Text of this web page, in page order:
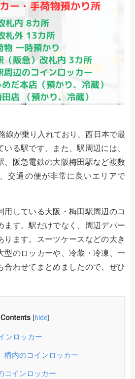
線が乗り入れており、西日本で最
る駅です。また、駅周辺には、
、阪急電鉄の大阪梅田駅など複数
交通の便が非常に良いエリアで
用している大阪・梅田駅周辺のコ
ます。駅だけでなく、周辺デパー
ります。スーツケースなどの大き
型のロッカーや、冷蔵・冷凍、一
合わせてまとめましたので、ぜひ
Contents [hide]
ンロッカー
構内のコインロッカー
コインロッカー